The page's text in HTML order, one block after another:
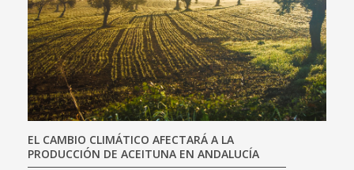
EL CAMBIO CLIMÁTICO AFECTARÁ A LA
PRODUCCIÓN DE ACEITUNA EN ANDALUCÍA